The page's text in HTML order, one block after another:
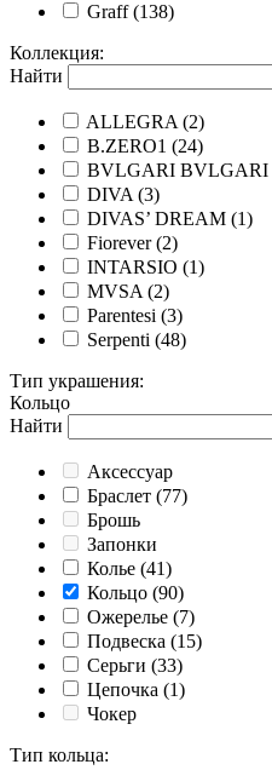
Graff (138)
Коллекция:
Найти
ALLEGRA (2)
B.ZERO1 (24)
BVLGARI BVLGARI
DIVA (3)
DIVAS’ DREAM (1)
Fiorever (2)
INTARSIO (1)
MVSA (2)
Parentesi (3)
Serpenti (48)
Тип украшения:
Кольцо
Найти
Аксессуар
Браслет (77)
Брошь
Запонки
Колье (41)
Кольцо (90)
Ожерелье (7)
Подвеска (15)
Серьги (33)
Цепочка (1)
Чокер
Тип кольца: